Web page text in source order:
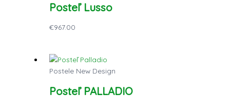
Posteľ Lusso
€967.00
Postele New Design
Posteľ PALLADIO